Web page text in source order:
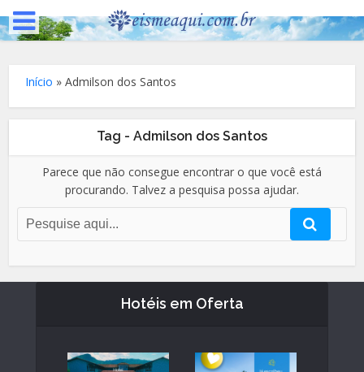
Início »Admilson dos Santos
Tag - Admilson dos Santos
Parece que não consegue encontrar o que você está
procurando. Talvez a pesquisa possa ajudar.
Hotéis em Oferta